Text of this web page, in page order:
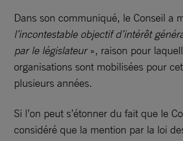
Dans son communiqué, le Conseil a
l’incontestable objectif d’intérêt
par le législateur», raison pour
organisations sont mobilisées pour
plusieurs années.
Si l’on peut s’étonner du fait que le
considéré que la mention par la loi